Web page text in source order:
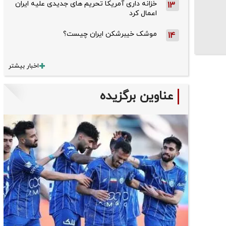
13
خزانه داری آمریکا تحریم های جدیدی علیه ایران
اعمال کرد
14 موشک خیبرشکن ایران چیست؟
اخبار بیشتر
عناوین برگزیده